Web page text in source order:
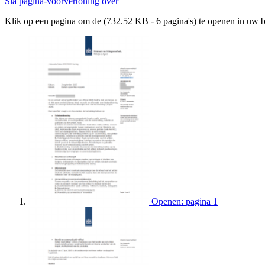
Klik op een pagina om de (732.52 KB - 6 pagina's) te openen in uw
Openen: pagina 1